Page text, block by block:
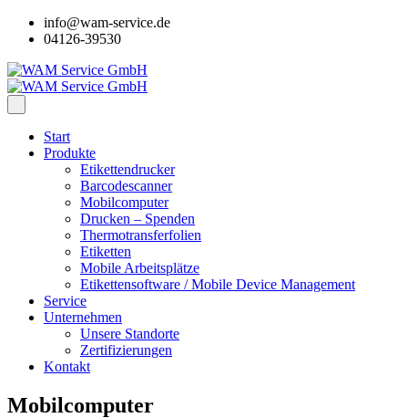
info@wam-service.de
04126-39530
Start
Produkte
Etikettendrucker
Barcodescanner
Mobilcomputer
Drucken – Spenden
Thermotransferfolien
Etiketten
Mobile Arbeitsplätze
Etikettensoftware / Mobile Device Management
Service
Unternehmen
Unsere Standorte
Zertifizierungen
Kontakt
Mobilcomputer